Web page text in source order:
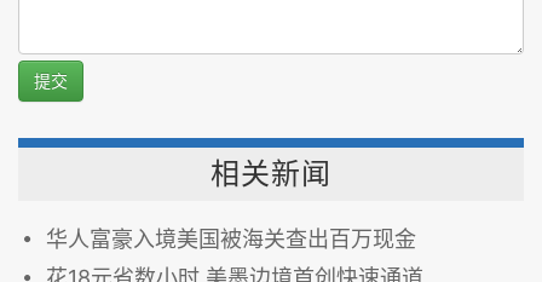
提交
相关新闻
华人富豪入境美国被海关查出百万现金